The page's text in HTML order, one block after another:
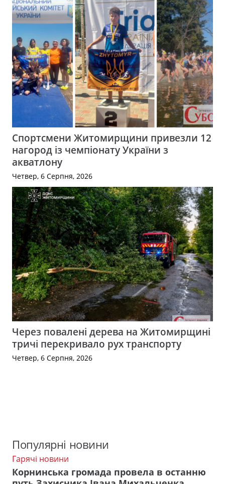
Спортсмени Житомирщини привезли 12
нагород із чемпіонату України з
акватлону
Четвер, 6 Серпня, 2026
Через повалені дерева на Житомирщині
тричі перекривало рух транспорту
Четвер, 6 Серпня, 2026
Популярні новини
Гарячі новини
Корнинська громада провела в останню